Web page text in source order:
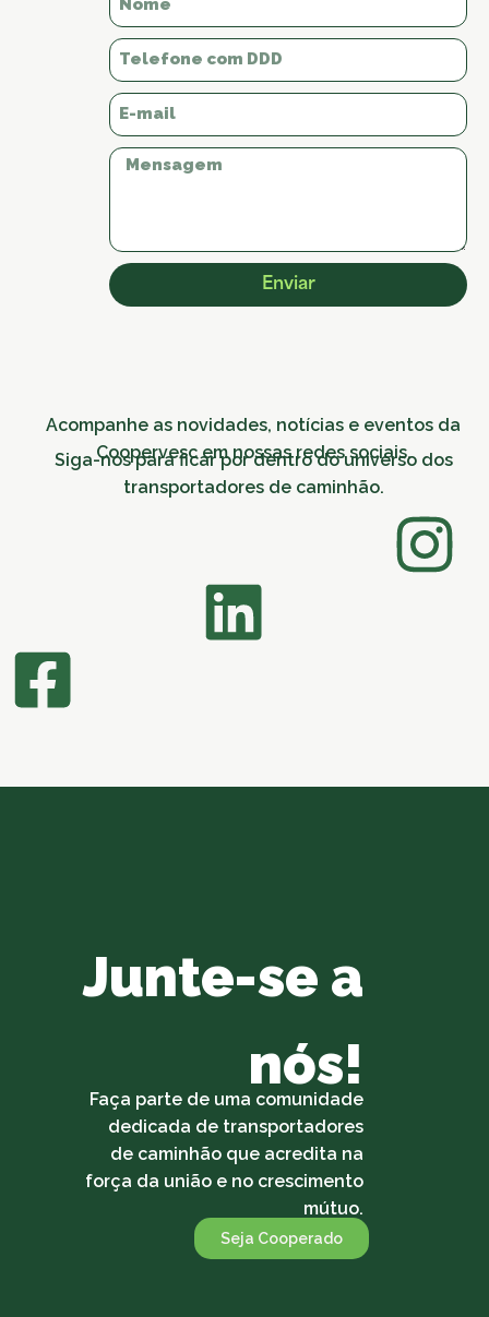
Enviar
Acompanhe as novidades, notícias e eventos da
Coopervesc em nossas redes sociais.
Siga-nos para ficar por dentro do universo dos
transportadores de caminhão.
Junte-se a
nós!
Faça parte de uma comunidade
dedicada de transportadores
de caminhão que acredita na
força da união e no crescimento
mútuo.
Seja Cooperado